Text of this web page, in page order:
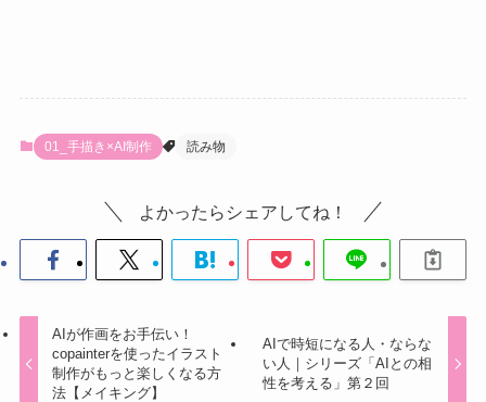
01_手描き×AI制作 読み物
よかったらシェアしてね！
AIが作画をお手伝い！
copainterを使ったイラスト
制作がもっと楽しくなる方
法【メイキング】
AIで時短になる人・ならな
い人｜シリーズ「AIとの相
性を考える」第２回